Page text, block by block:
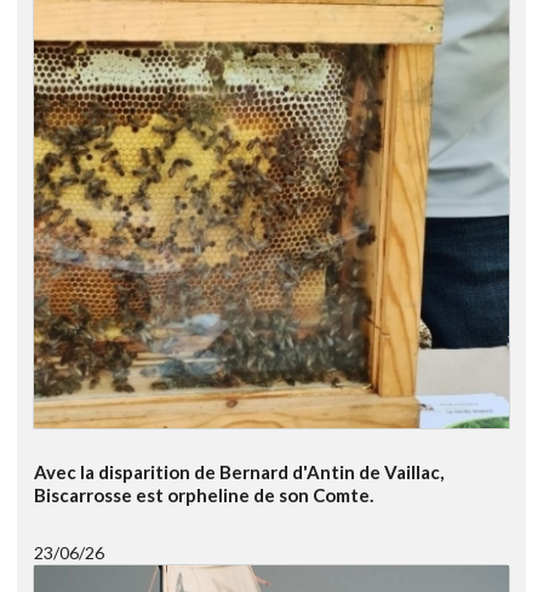
Avec la disparition de Bernard d'Antin de Vaillac,
Biscarrosse est orpheline de son Comte.
23/06/26